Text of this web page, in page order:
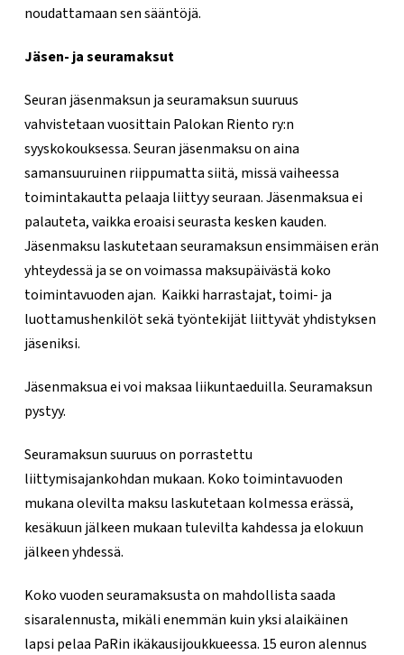
noudattamaan sen sääntöjä.
Jäsen- ja seuramaksut
Seuran jäsenmaksun ja seuramaksun suuruus
vahvistetaan vuosittain Palokan Riento ry:n
syyskokouksessa. Seuran jäsenmaksu on aina
samansuuruinen riippumatta siitä, missä vaiheessa
toimintakautta pelaaja liittyy seuraan. Jäsenmaksua ei
palauteta, vaikka eroaisi seurasta kesken kauden.
Jäsenmaksu laskutetaan seuramaksun ensimmäisen erän
yhteydessä ja se on voimassa maksupäivästä koko
toimintavuoden ajan. Kaikki harrastajat, toimi- ja
luottamushenkilöt sekä työntekijät liittyvät yhdistyksen
jäseniksi.
Jäsenmaksua ei voi maksaa liikuntaeduilla. Seuramaksun
pystyy.
Seuramaksun suuruus on porrastettu
liittymisajankohdan mukaan. Koko toimintavuoden
mukana olevilta maksu laskutetaan kolmessa erässä,
kesäkuun jälkeen mukaan tulevilta kahdessa ja elokuun
jälkeen yhdessä.
Koko vuoden seuramaksusta on mahdollista saada
sisaralennusta, mikäli enemmän kuin yksi alaikäinen
lapsi pelaa PaRin ikäkausijoukkueessa. 15 euron alennus